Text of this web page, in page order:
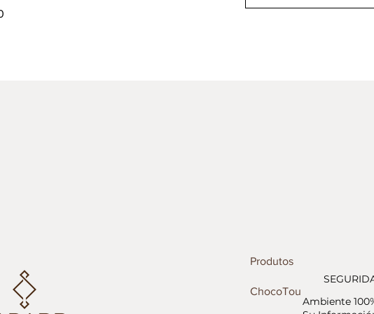
Produtos
ChocoTour
Ambiente